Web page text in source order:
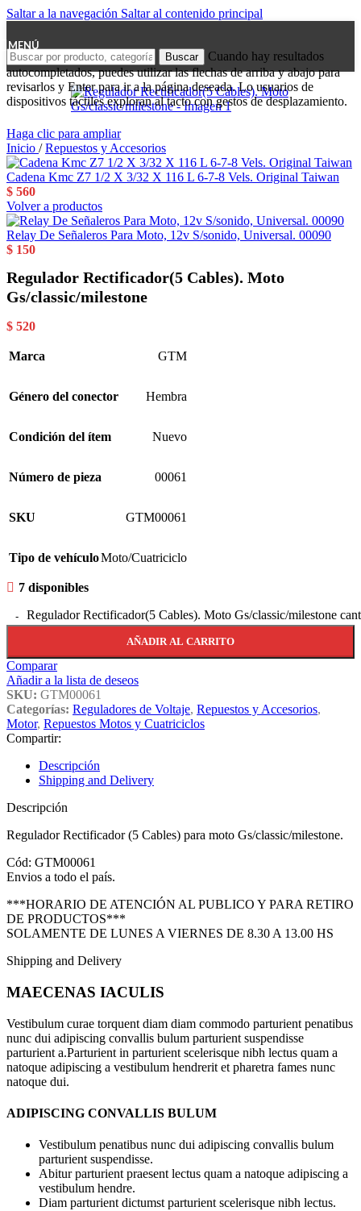
Saltar a la navegación Saltar al contenido principal
MENÚ
Buscar
Cuando hay resultados
autocompletados, puedes utilizar las flechas de arriba y abajo para
revisarlos y Enter para ir a la página deseada. Lo usuarios de
dispositivos táctiles exploran al tacto con gestos de desplazamiento.
Haga clic para ampliar
Inicio / Repuestos y Accesorios
Cadena Kmc Z7 1/2 X 3/32 X 116 L 6-7-8 Vels. Original Taiwan
$ 560
Volver a productos
Relay De Señaleros Para Moto, 12v S/sonido, Universal. 00090
$ 150
Regulador Rectificador(5 Cables). Moto
Gs/classic/milestone
$ 520
Marca GTM
Género del conector Hembra
Condición del ítem Nuevo
Número de pieza 00061
SKU GTM00061
Tipo de vehículoMoto/Cuatriciclo
7 disponibles
Regulador Rectificador(5 Cables). Moto Gs/classic/milestone
AÑADIR AL CARRITO
Comparar
Añadir a la lista de deseos
SKU: GTM00061
Categorías: Reguladores de Voltaje, Repuestos y Accesorios,
Motor, Repuestos Motos y Cuatriciclos
Compartir:
Descripción
Shipping and Delivery
Descripción
Regulador Rectificador (5 Cables) para moto Gs/classic/milestone.
Cód: GTM00061
Envios a todo el país.
***HORARIO DE ATENCIÓN AL PUBLICO Y PARA RETIRO
DE PRODUCTOS***
SOLAMENTE DE LUNES A VIERNES DE 8.30 A 13.00 HS
Shipping and Delivery
MAECENAS IACULIS
Vestibulum curae torquent diam diam commodo parturient penatibus
nunc dui adipiscing convallis bulum parturient suspendisse
parturient a.Parturient in parturient scelerisque nibh lectus quam a
natoque adipiscing a vestibulum hendrerit et pharetra fames nunc
natoque dui.
ADIPISCING CONVALLIS BULUM
Vestibulum penatibus nunc dui adipiscing convallis bulum
parturient suspendisse.
Abitur parturient praesent lectus quam a natoque adipiscing a
vestibulum hendre.
Diam parturient dictumst parturient scelerisque nibh lectus.